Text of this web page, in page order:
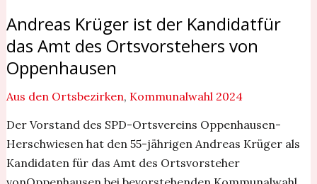
Andreas Krüger ist der Kandidatfür
das Amt des Ortsvorstehers von
Oppenhausen
Aus den Ortsbezirken, Kommunalwahl 2024
Der Vorstand des SPD-Ortsvereins Oppenhausen-
Herschwiesen hat den 55-jährigen Andreas Krüger als
Kandidaten für das Amt des Ortsvorsteher